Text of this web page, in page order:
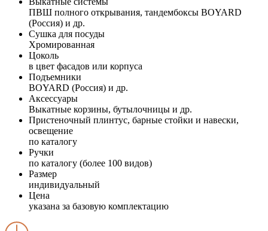
ПВШ полного открывания, тандембоксы BOYARD
(Россия) и др.
Сушка для посуды
Хромированная
Цоколь
в цвет фасадов или корпуса
Подъемники
BOYARD (Россия) и др.
Аксессуары
Выкатные корзины, бутылочницы и др.
Пристеночный плинтус, барные стойки и навески,
освещение
по каталогу
Ручки
по каталогу (более 100 видов)
Размер
индивидуальный
Цена
указана за базовую комплектацию